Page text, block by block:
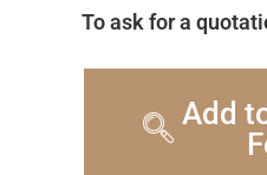
To ask for a
Add